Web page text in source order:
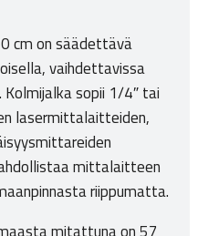
cm on säädettävä
vaihdettavissa
sopii 1/4″ tai
lasermittalaitteiden,
mittalaitteen
riippumatta.
mitattuna on 57